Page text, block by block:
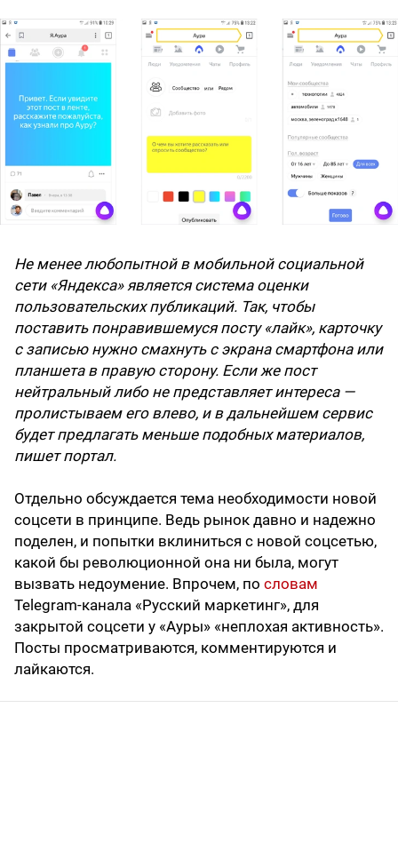
Не менее любопытной в мобильной социальной
сети «Яндекса» является система оценки
пользовательских публикаций. Так, чтобы
поставить понравившемуся посту «лайк», карточку
с записью нужно смахнуть с экрана смартфона или
планшета в правую сторону. Если же пост
нейтральный либо не представляет интереса —
пролистываем его влево, и в дальнейшем сервис
будет предлагать меньше подобных материалов,
пишет портал.
Отдельно обсуждается тема необходимости новой
соцсети в принципе. Ведь рынок давно и надежно
поделен, и попытки вклиниться с новой соцсетью,
какой бы революционной она ни была, могут
вызвать недоумение. Впрочем, по словам
Telegram-канала «Русский маркетинг», для
закрытой соцсети у «Ауры» «неплохая активность».
Посты просматриваются, комментируются и
лайкаются.